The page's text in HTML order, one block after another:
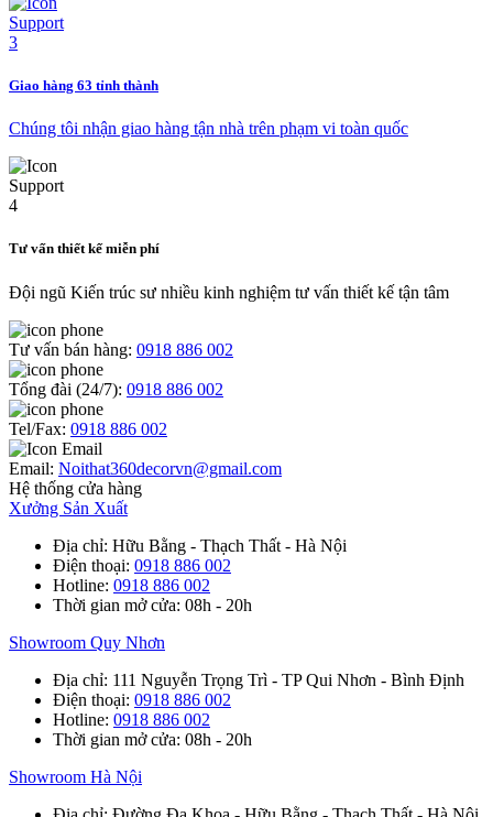
Giao hàng 63 tỉnh thành
Chúng tôi nhận giao hàng tận nhà trên phạm vi toàn quốc
Tư vấn thiết kế miễn phí
Đội ngũ Kiến trúc sư nhiều kinh nghiệm tư vấn thiết kế tận tâm
Tư vấn bán hàng: 0918 886 002
Tổng đài (24/7): 0918 886 002
Tel/Fax: 0918 886 002
Email: Noithat360decorvn@gmail.com
Hệ thống cửa hàng
Xưởng Sản Xuất
Địa chỉ: Hữu Bằng - Thạch Thất - Hà Nội
Điện thoại: 0918 886 002
Hotline: 0918 886 002
Thời gian mở cửa: 08h - 20h
Showroom Quy Nhơn
Địa chỉ: 111 Nguyễn Trọng Trì - TP Qui Nhơn - Bình Định
Điện thoại: 0918 886 002
Hotline: 0918 886 002
Thời gian mở cửa: 08h - 20h
Showroom Hà Nội